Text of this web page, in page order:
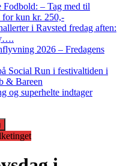
Fodbold: – Tag med til
for kun kr. 250,-
i Ravsted fredag aften:
2026 – Fredagens
Social Run i festivaltiden i
& Bareen
og superhelte indtager